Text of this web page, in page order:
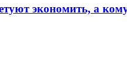
экономить, а